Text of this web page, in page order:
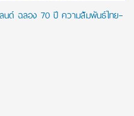
นด์ ฉลอง 70 ปี ความสัมพันธ์ไทย–